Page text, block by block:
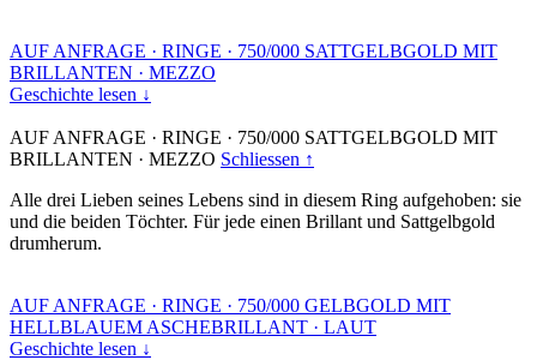
AUF ANFRAGE · RINGE · 750/000 SATTGELBGOLD MIT
BRILLANTEN · MEZZO
Geschichte lesen ↓
AUF ANFRAGE · RINGE · 750/000 SATTGELBGOLD MIT
BRILLANTEN · MEZZO Schliessen ↑
Alle drei Lieben seines Lebens sind in diesem Ring aufgehoben: sie
und die beiden Töchter. Für jede einen Brillant und Sattgelbgold
drumherum.
AUF ANFRAGE · RINGE · 750/000 GELBGOLD MIT
HELLBLAUEM ASCHEBRILLANT · LAUT
Geschichte lesen ↓